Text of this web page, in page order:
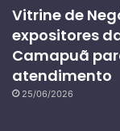
Vitrine de
expositores
Camapuã
atendimento
25/06/2026